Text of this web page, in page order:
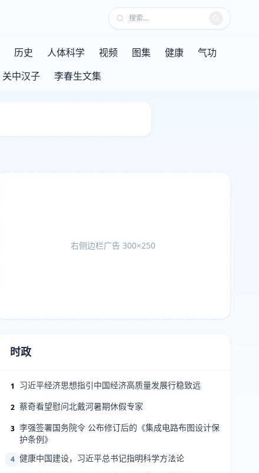
历史 人体科学 视频 图集 健康
气功
关中汉子 李春生文集
右侧边栏广告 300×250
时政
1 习近平经济思想指引中国经济高质量发展行稳致远
2 蔡奇看望慰问北戴河暑期休假专家
3 李强签署国务院令 公布修订后的《集成电路布图设计保
护条例》
4 健康中国建设，习近平总书记指明科学方法论